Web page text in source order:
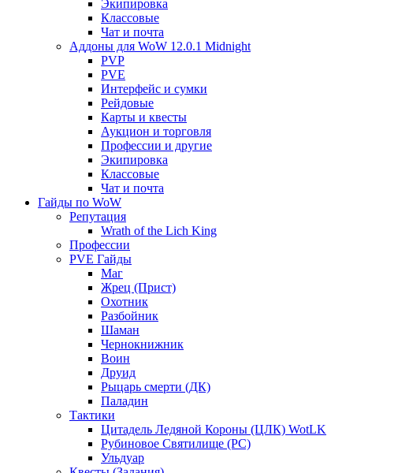
Экипировка
Классовые
Чат и почта
Аддоны для WoW 12.0.1 Midnight
PVP
PVE
Интерфейс и сумки
Рейдовые
Карты и квесты
Аукцион и торговля
Профессии и другие
Экипировка
Классовые
Чат и почта
Гайды по WoW
Репутация
Wrath of the Lich King
Профессии
PVE Гайды
Маг
Жрец (Прист)
Охотник
Разбойник
Шаман
Чернокнижник
Воин
Друид
Рыцарь смерти (ДК)
Паладин
Тактики
Цитадель Ледяной Короны (ЦЛК) WotLK
Рубиновое Святилище (РС)
Ульдуар